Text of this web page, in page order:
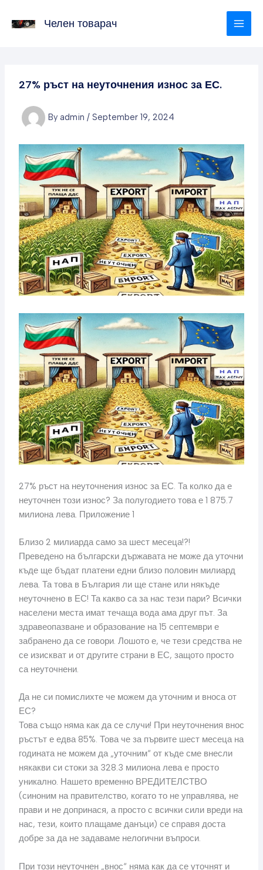
Челен товарач
27% ръст на неуточнения износ за ЕС.
By admin / September 19, 2024
27% ръст на неуточнения износ за ЕС. Та колко да е
неуточнен този износ? За полугодието това е 1 875.7
милиона лева. Приложение 1
Близо 2 милиарда само за шест месеца!?!
Преведено на български държавата не може да уточни
къде ще бъдат платени едни близо половин милиард
лева. Та това в България ли ще стане или някъде
неуточнено в ЕС! Та какво са за нас тези пари? Всички
населени места имат течаща вода ама друг път. За
здравеопазване и образование на 15 септември е
забранено да се говори. Лошото е, че тези средства не
се изискват и от другите страни в ЕС, защото просто
са неуточнени.
Да не си помислихте че можем да уточним и вноса от
ЕС?
Това също няма как да се случи! При неуточнения внос
ръстът е едва 85%. Това че за първите шест месеца на
годината не можем да „уточним“ от къде сме внесли
някакви си стоки за 328.3 милиона лева е просто
уникално. Нашето временно ВРЕДИТЕЛСТВО
(синоним на правителство, когато то не управлява, не
прави и не допринася, а просто с всички сили вреди на
нас, тези, които плащаме данъци) се справя доста
добре за да не задаваме нелогични въпроси.
При този неуточнен „внос“ няма как да се уточнят и